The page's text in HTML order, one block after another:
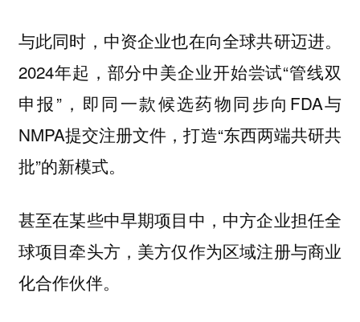
与此同时，中资企业也在向全球共研迈进。
2024年起，部分中美企业开始尝试“管线双
申报”，即同一款候选药物同步向FDA与
NMPA提交注册文件，打造“东西两端共研共
批”的新模式。
甚至在某些中早期项目中，中方企业担任全
球项目牵头方，美方仅作为区域注册与商业
化合作伙伴。